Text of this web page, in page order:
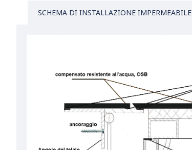
SCHEMA DI INSTALLAZIONE IMPERMEABILE